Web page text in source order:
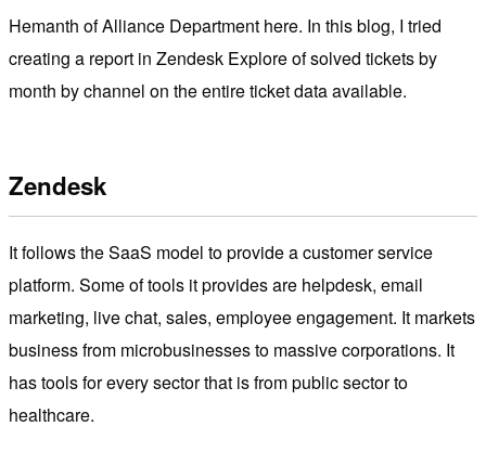
Hemanth of Alliance Department here. In this blog, I tried
creating a report in Zendesk Explore of solved tickets by
month by channel on the entire ticket data available.
Zendesk
It follows the SaaS model to provide a customer service
platform. Some of tools it provides are helpdesk, email
marketing, live chat, sales, employee engagement. It markets
business from microbusinesses to massive corporations. It
has tools for every sector that is from public sector to
healthcare.